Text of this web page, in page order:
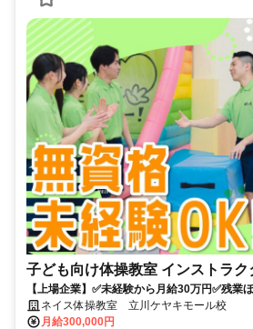
子ども向け体操教室 インストラク
【上場企業】✅未経験から月給30万円✅残業
職多数✅子供の未来をつくる仕事
ネイス体操教室 立川ケヤキモール校
月給300,000円